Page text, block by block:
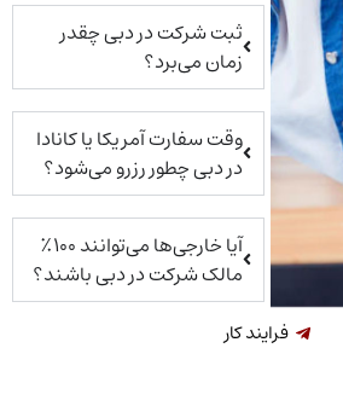
ثبت شرکت در دبی چقدر
زمان می‌برد؟
وقت سفارت آمریکا یا کانادا
در دبی چطور رزرو می‌شود؟
آیا خارجی‌ها می‌توانند ۱۰۰٪
مالک شرکت در دبی باشند؟